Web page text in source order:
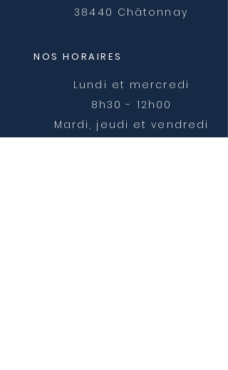
38440 Châtonnay
NOS HORAIRES
Lundi et mercredi
8h30 - 12h00
Mardi, jeudi et vendredi